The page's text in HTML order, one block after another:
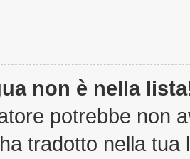
non è nella
potrebbe non
tradotto nella